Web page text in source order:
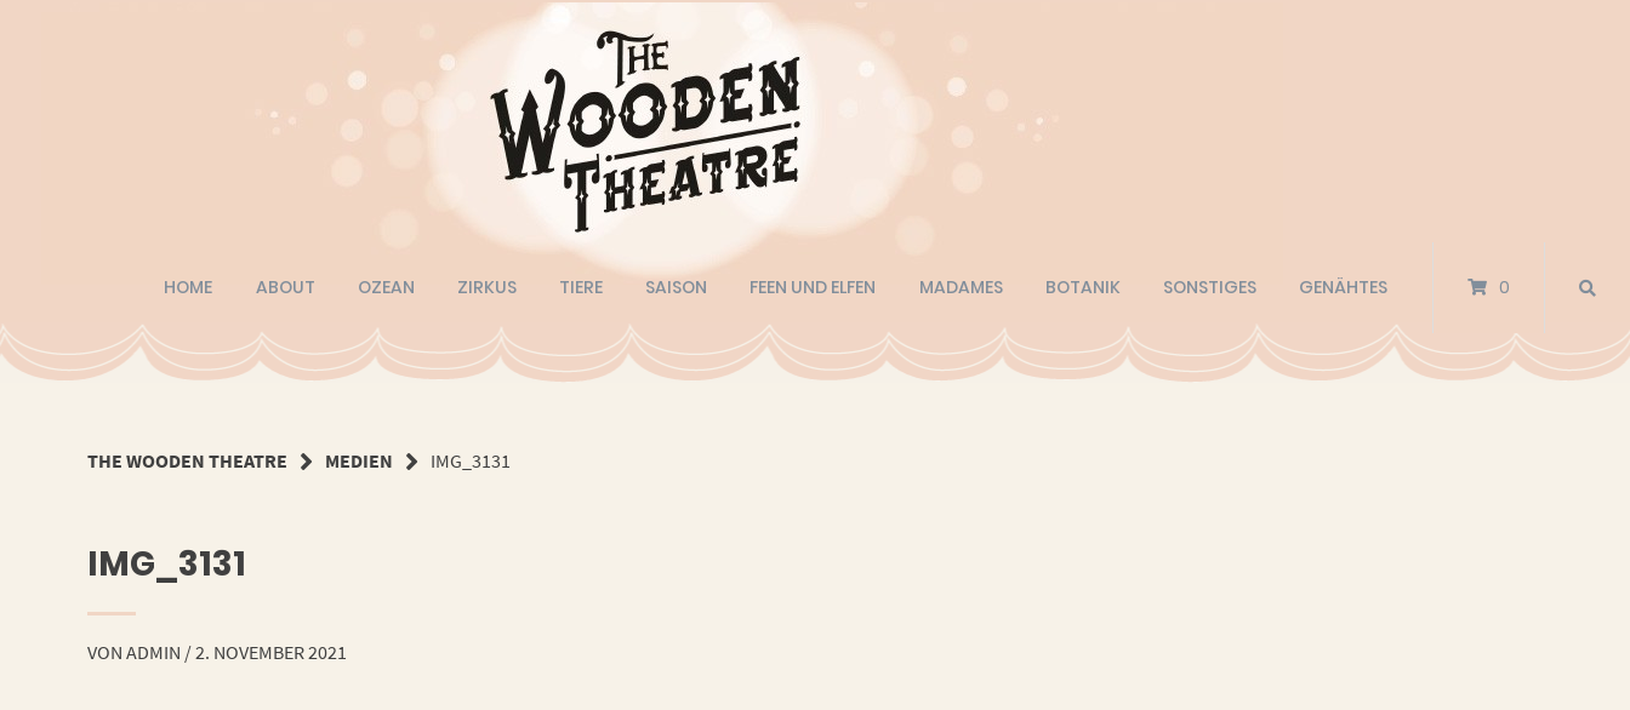
HOME ABOUT OZEAN ZIRKUS TIERE SAISON FEEN UND ELFEN MADAMES BOTANIK SONSTIGES GENÄHTES 0
THE WOODEN THEATRE MEDIEN IMG_3131
IMG_3131
VON ADMIN /2. NOVEMBER 2021